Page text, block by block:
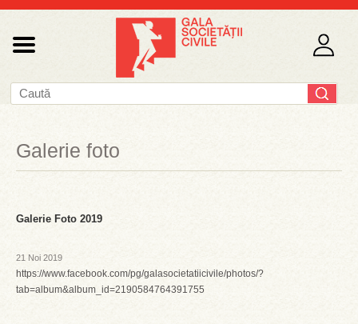
Galerie foto
Galerie Foto 2019
21 Noi 2019
https://www.facebook.com/pg/galasocietatiicivile/photos/?
tab=album&album_id=2190584764391755